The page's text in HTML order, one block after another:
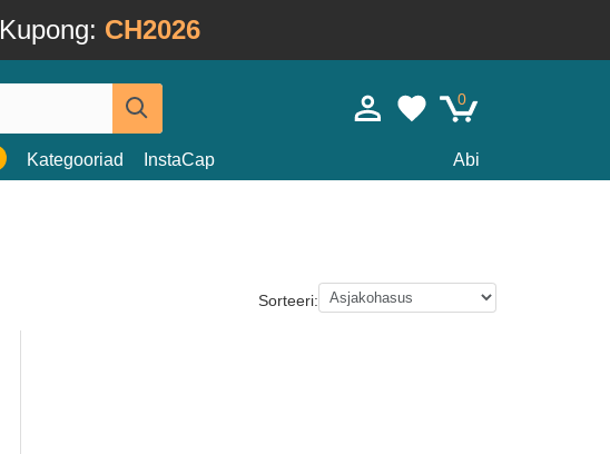
Kupong: CH2026
0
Kategooriad InstaCap Abi
Sorteeri: